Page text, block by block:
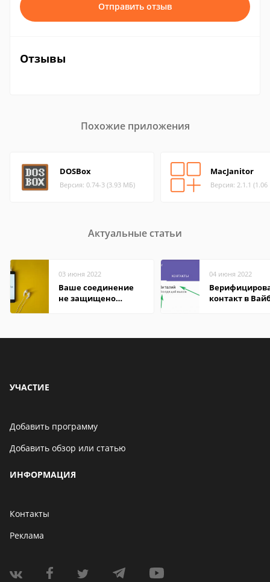
Отправить отзыв
Отзывы
Похожие приложения
DOSBox
Версия: 0.74-3 (3.93 МБ)
MacJanitor
Версия: 2.1.1
Актуальные статьи
03 июня 2022
Ваше соединение
не защищено
04 июня 2022
контакт в
УЧАСТИЕ
Добавить программу
Добавить обзор или статью
ИНФОРМАЦИЯ
Контакты
Реклама